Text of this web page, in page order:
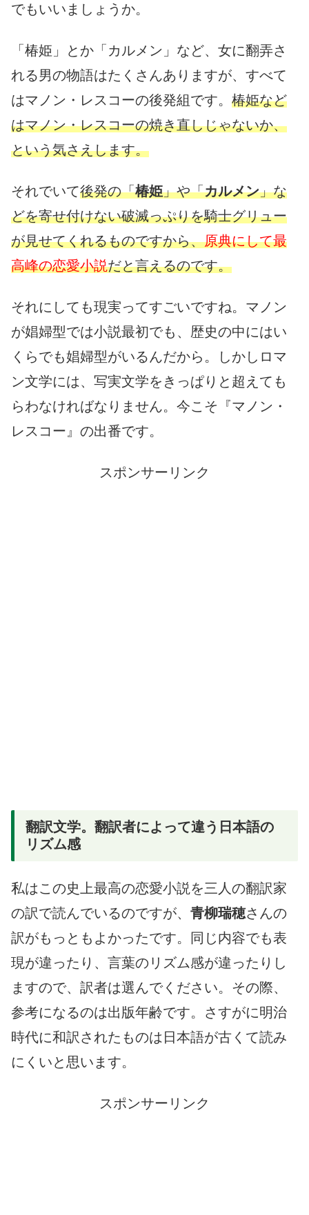
でもいいましょうか。
「椿姫」とか「カルメン」など、女に翻弄さ
れる男の物語はたくさんありますが、すべて
はマノン・レスコーの後発組です。 椿姫など
はマノン・レスコーの焼き直しじゃないか、
という気さえします。
それでいて後発の「椿姫」や「カルメン」な
どを寄せ付けない破滅っぷりを騎士グリュー
が見せてくれるものですから、原典にして最
高峰の恋愛小説だと言えるのです。
それにしても現実ってすごいですね。マノン
が娼婦型では小説最初でも、歴史の中にはい
くらでも娼婦型がいるんだから。しかしロマ
ン文学には、写実文学をきっぱりと超えても
らわなければなりません。今こそ『マノン・
レスコー』の出番です。
スポンサーリンク
翻訳文学。翻訳者によって違う日本語の
リズム感
私はこの史上最高の恋愛小説を三人の翻訳家
の訳で読んでいるのですが、 青柳瑞穂さんの
訳がもっともよかったです。同じ内容でも表
現が違ったり、言葉のリズム感が違ったりし
ますので、訳者は選んでください。その際、
参考になるのは出版年齢です。さすがに明治
時代に和訳されたものは日本語が古くて読み
にくいと思います。
スポンサーリンク